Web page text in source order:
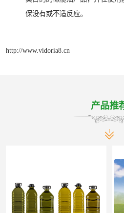
保没有或不适反应。
http://www.vidoria8.cn
产品推